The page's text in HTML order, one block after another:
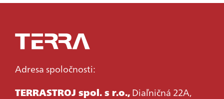
Adresa spoločnosti:
TERRASTROJ spol. s r.o., Diaľničná 22A,